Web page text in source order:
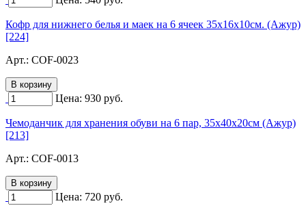
Кофр для нижнего белья и маек на 6 ячеек 35х16х10см. (Ажур)
[224]
Арт.: COF-0023
Цена: 930 руб.
Чемоданчик для хранения обуви на 6 пар, 35х40х20см (Ажур)
[213]
Арт.: COF-0013
Цена: 720 руб.